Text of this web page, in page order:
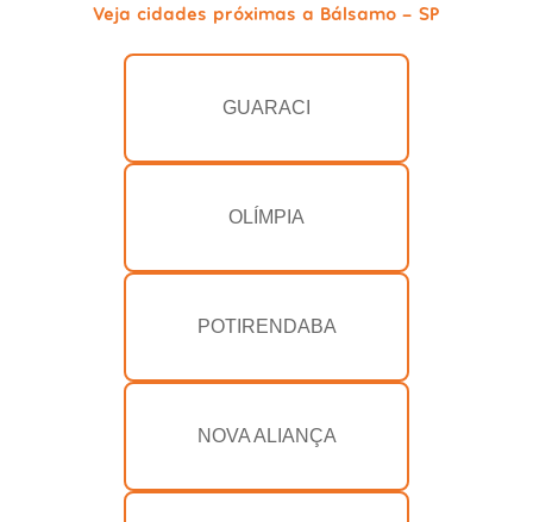
Veja cidades próximas a Bálsamo - SP
GUARACI
OLÍMPIA
POTIRENDABA
NOVA ALIANÇA